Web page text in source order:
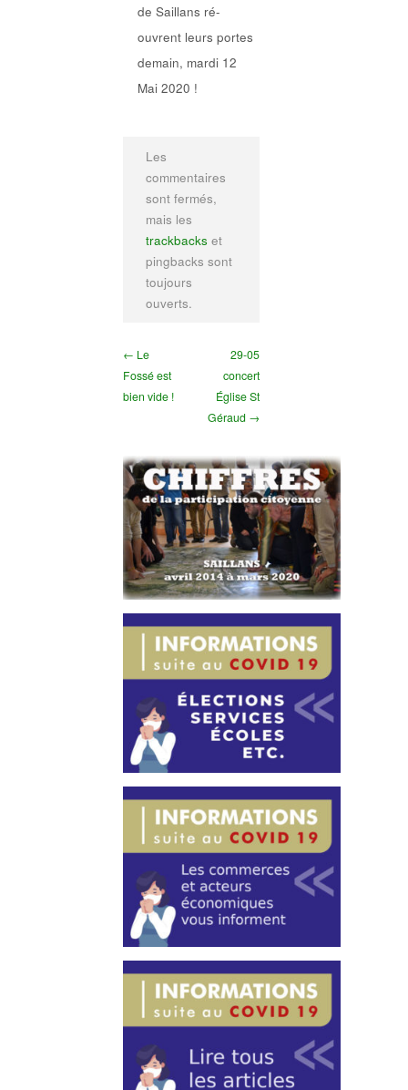
de Saillans ré-
ouvrent leurs portes
demain, mardi 12
Mai 2020 !
Les
commentaires
sont fermés,
mais les
trackbacks et
pingbacks sont
toujours
ouverts.
← Le
Fossé est
bien vide !
29-05
concert
Église St
Géraud →